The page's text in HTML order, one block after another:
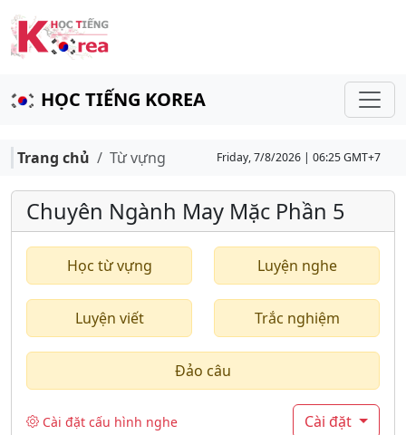
HỌC TIẾNG KOREA
Trang chủ Từ vựng Friday, 7/8/2026 | 06:25 GMT+7
Chuyên Ngành May Mặc Phần 5
Học từ vựng Luyện nghe
Luyện viết Trắc nghiệm
Đảo câu
Cài đặt cấu hình nghe Cài đặt